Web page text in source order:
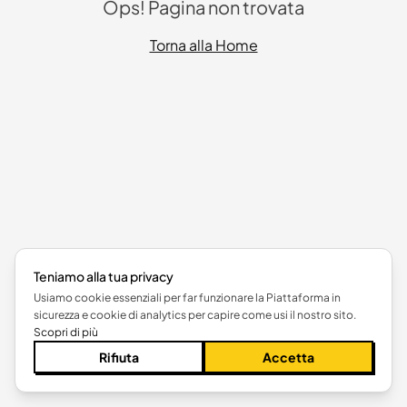
Ops! Pagina non trovata
Torna alla Home
Teniamo alla tua privacy
Usiamo cookie essenziali per far funzionare la Piattaforma in
sicurezza e cookie di analytics per capire come usi il nostro sito.
Scopri di più
Rifiuta Accetta